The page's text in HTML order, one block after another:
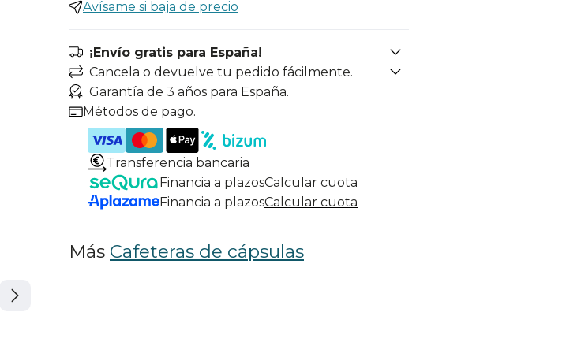
Avísame si baja de precio
¡Envío gratis para España!
Cancela o devuelve tu pedido fácilmente.
Garantía de 3 años para España.
Métodos de pago.
Transferencia bancaria
Financia a plazosCalcular cuota
Financia a plazosCalcular cuota
Más Cafeteras de cápsulas